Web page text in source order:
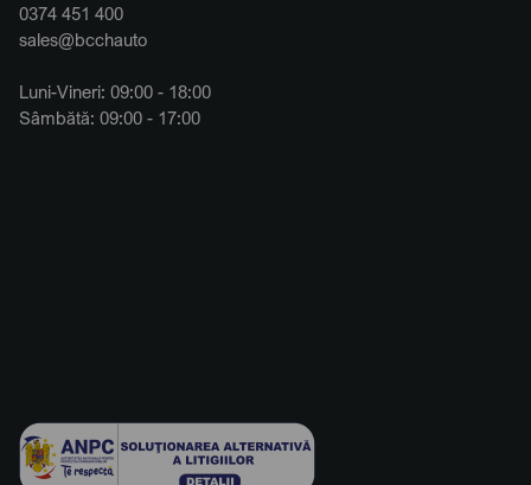
0374 451 400
sales@bcchauto
Luni-Vineri: 09:00 - 18:00
Sâmbătă: 09:00 - 17:00